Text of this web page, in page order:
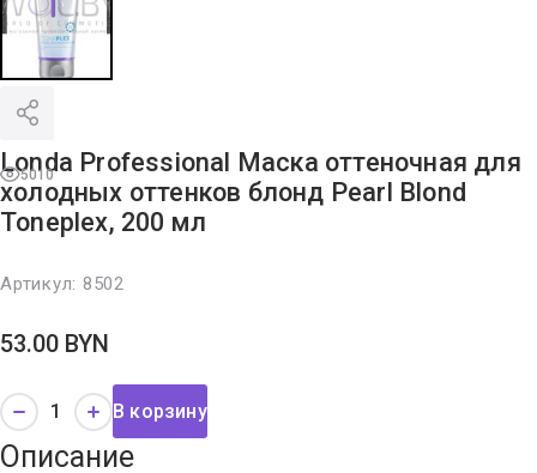
5010
Londa Professional Маска оттеночная для
холодных оттенков блонд Pearl Blond
Toneplex, 200 мл
Артикул: 8502
53.00 BYN
В корзину
Описание